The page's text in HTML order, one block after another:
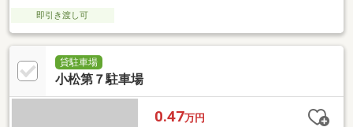
即引き渡し可
貸駐車場
小松第７駐車場
0.47万円